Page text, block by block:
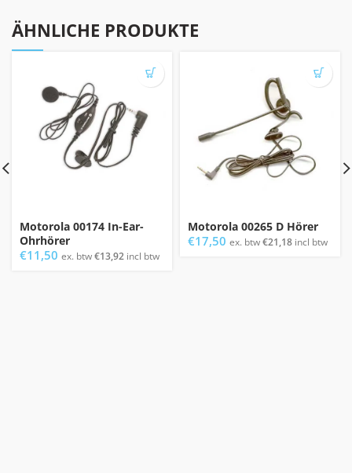
ÄHNLICHE PRODUKTE
Motorola 00174 In-Ear-
Ohrhörer
€11,50 ex. btw€13,92 incl btw
Motorola 00265 D Hörer
€17,50 ex. btw€21,18 incl btw